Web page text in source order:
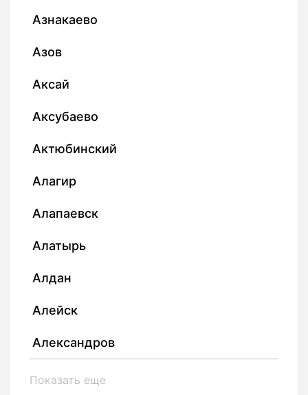
Азнакаево
Азов
Аксай
Аксубаево
Актюбинский
Алагир
Алапаевск
Алатырь
Алдан
Алейск
Александров
Показать еще